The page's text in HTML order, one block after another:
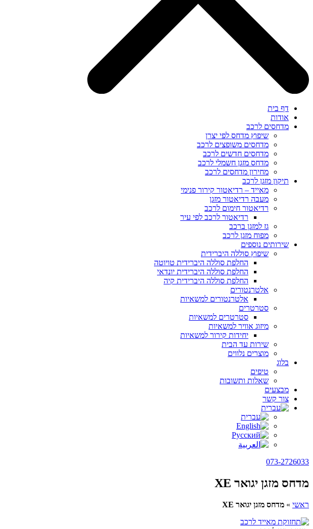
דף בית
אודות
מדחסים לרכב
שיפוץ מדחס לפי יצרן
מדחסים משופצים לרכב
מדחסים חדשים לרכב
מדחס מזגן חשמלי לרכב
מחירון מדחסים לרכב
תיקון מזגן לרכב
מאייד – רדיאטור קירור פנימי
מעבה רדיאטור מזגן
רדיאטור חימום לרכב
רדיאטור לרכב לפי עיר
גז למזגן ברכב
מפוח מזגן לרכב
שירותים נוספים
שיפוץ סוללה היברידית
החלפת סוללה היברידית טויוטה
החלפת סוללה היברידית יונדאי
החלפת סוללה היברידית קיה
אלטרנטורים
אלטרנטורים למשאיות
סטרטרים
סטרטרים למשאיות
מיזוג אוויר למשאיות
יחידות קירור למשאיות
שירות עד הבית
מוצרים נלווים
בלוג
טיפים
שאלות ותשובות
מבצעים
צור קשר
073-2726033
מדחס מזגן יגואר XE
ראשי » מדחס מזגן יגואר XE